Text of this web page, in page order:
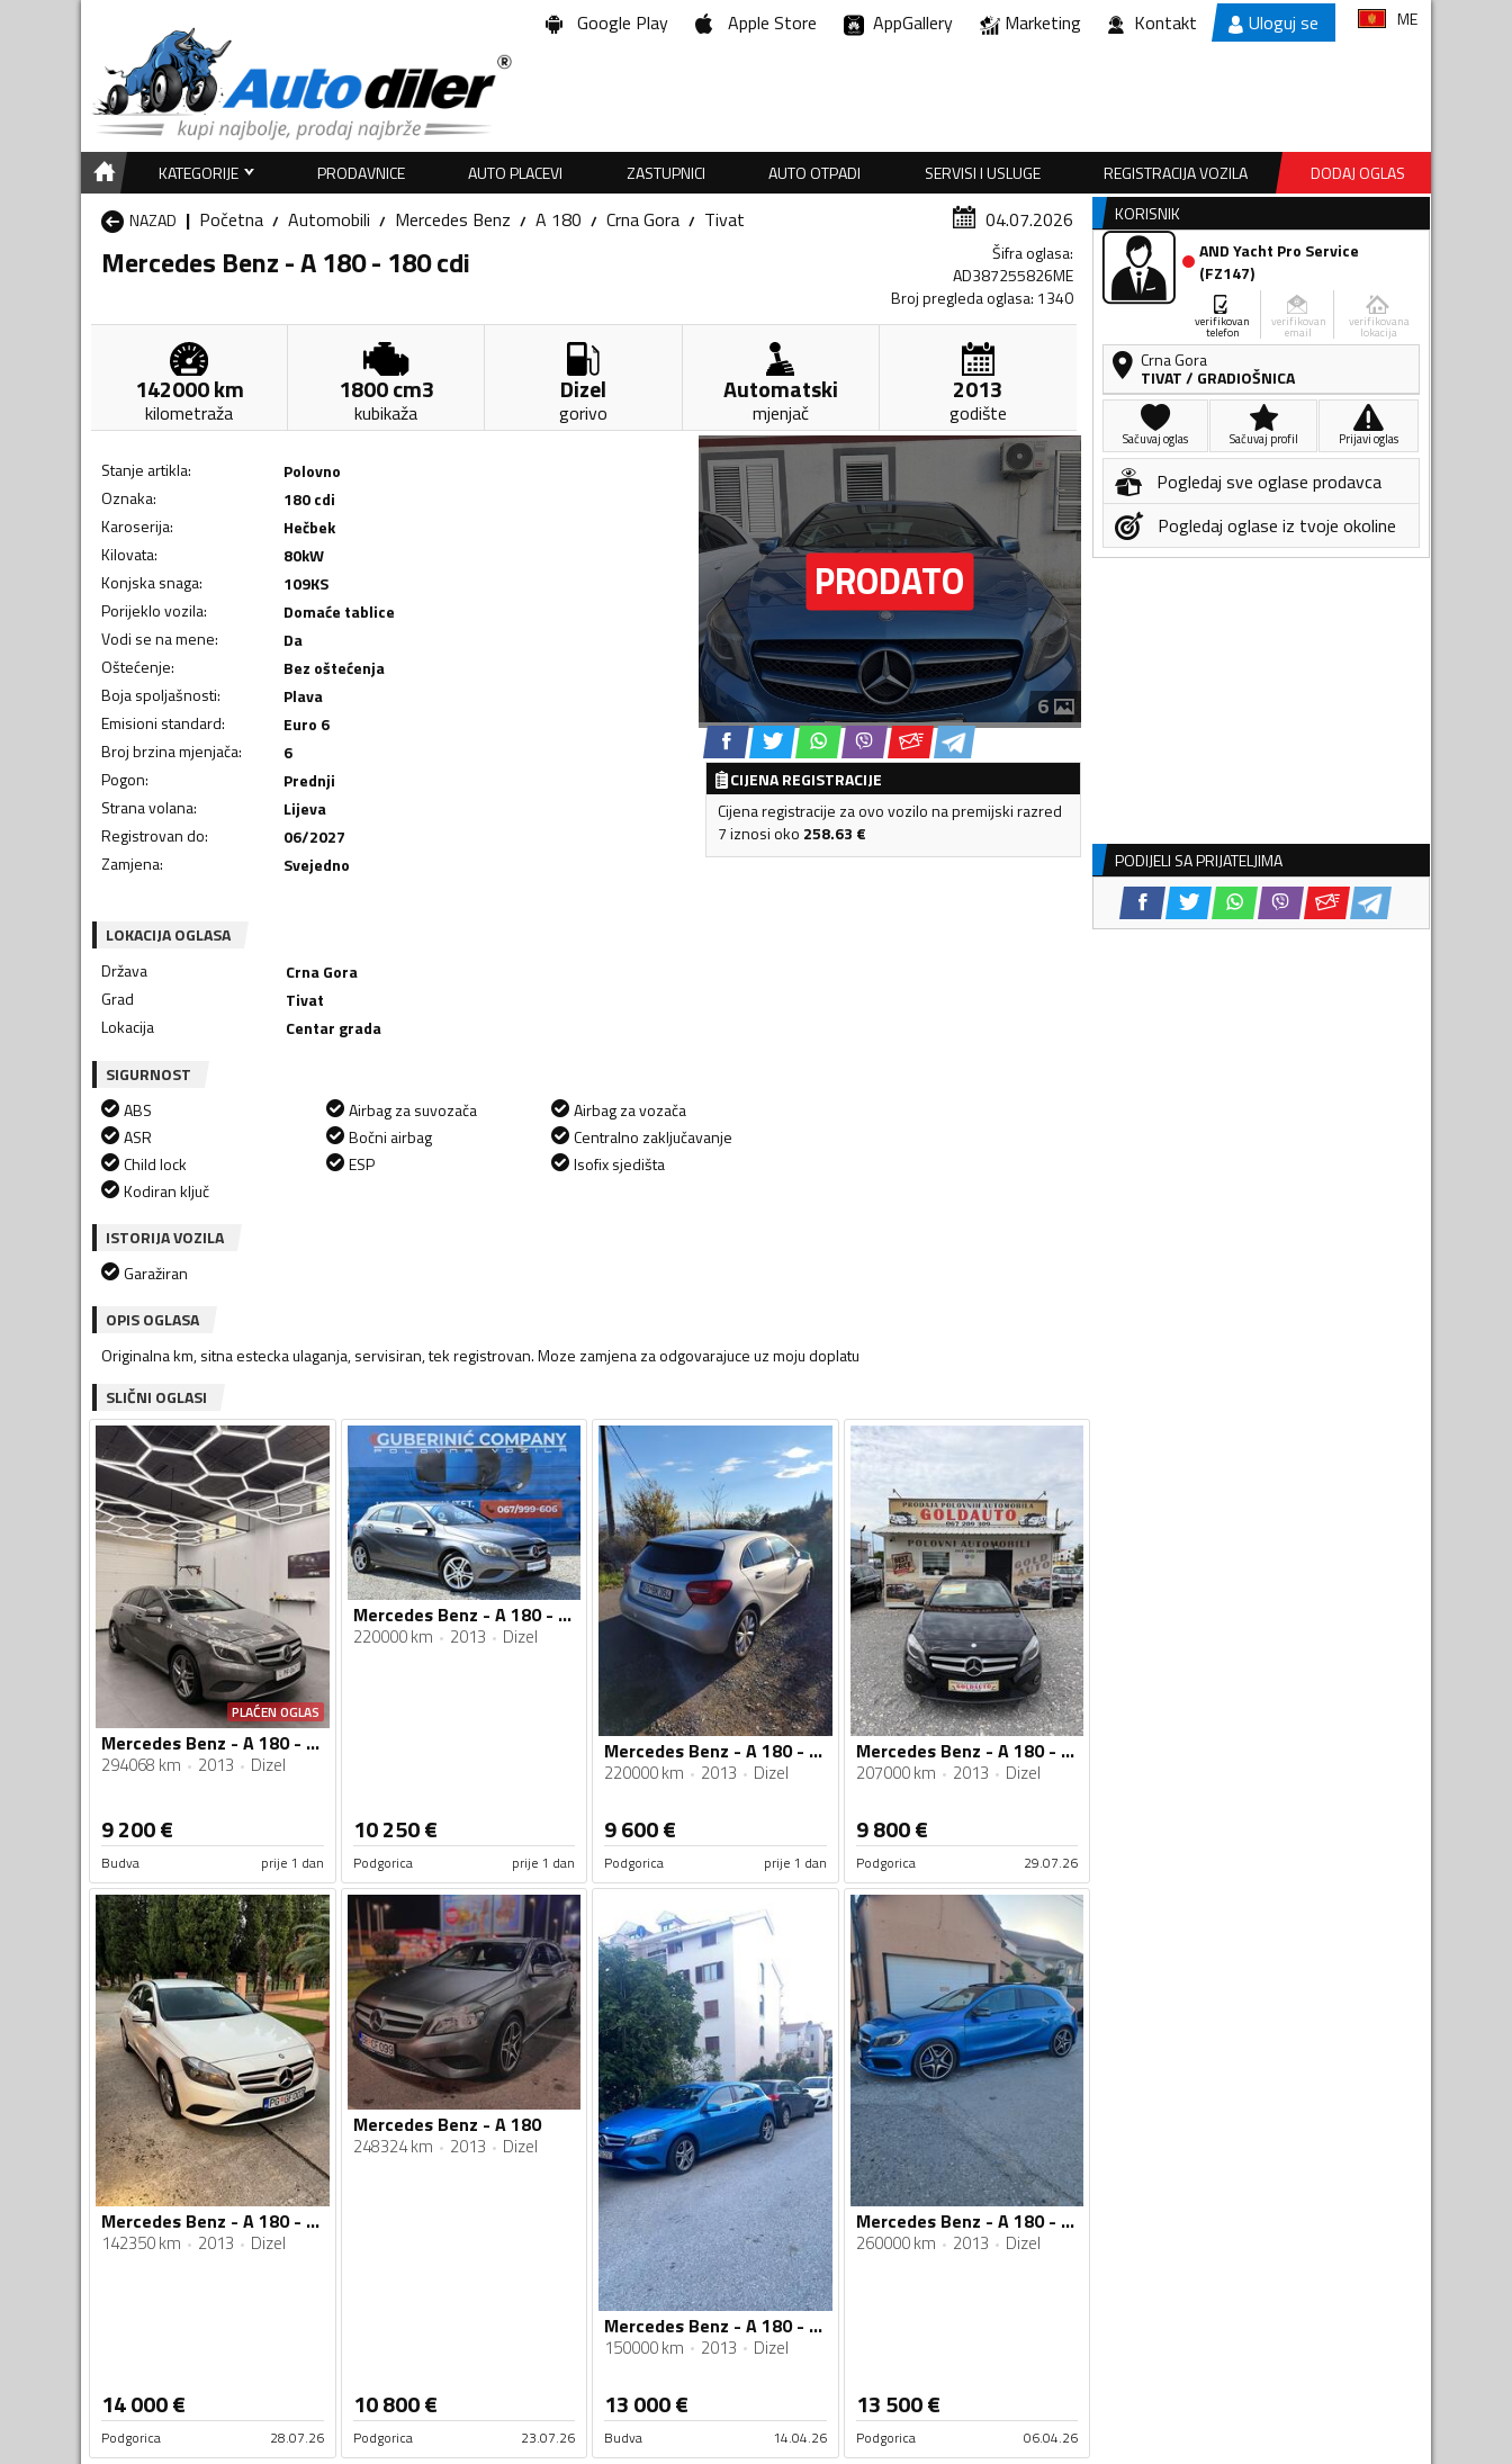
Google Play Apple Store AppGallery Marketing Kontakt Uloguj se ME
KATEGORIJE PRODAVNICE AUTO PLACEVI ZASTUPNICI AUTO OTPADI SERVISI I USLUGE REGISTRACIJA VOZILA
DODAJ OGLAS
NAZAD
Početna Automobili Mercedes Benz A 180 Crna Gora Tivat 04.07.2026
Mercedes Benz - A 180 - 180 cdi Šifra oglasa:
AD387255826ME
Broj pregleda oglasa: 1340
142000km
kilometraža
1800cm3
kubikaža
Dizel
gorivo
Automatski
mjenjač
2013
godište
Stanje artikla:
Polovno
Oznaka:
180 cdi
Karoserija:
Hečbek
Kilovata: 80kW
Konjska snaga: 109KS
Porijeklo vozila:
Domaće tablice
Vodi se na mene:
Da
Oštećenje:
Bez oštećenja
Boja spoljašnosti:
Plava
Emisioni standard:
Euro 6
Broj brzina mjenjača:
6
Pogon:
Prednji
Strana volana:
Lijeva
Registrovan do:
06/2027
Zamjena: Svejedno
6
CIJENA REGISTRACIJE
Cijena registracije za ovo vozilo na premijski razred
7 iznosi oko 258.63 €
LOKACIJA OGLASA
Država
Crna Gora
Grad
Tivat
Lokacija
Centar grada
SIGURNOST
ABS
ASR
Child lock
Kodiran ključ
Airbag za suvozača
Bočni airbag
ESP
Airbag za vozača
Centralno zaključavanje
Isofix sjedišta
ISTORIJA VOZILA
Garažiran
OPIS OGLASA
Originalna km, sitna estecka ulaganja, servisiran, tek registrovan. Moze zamjena za odgovarajuce uz moju doplatu
SLIČNI OGLASI
PLAĆEN OGLAS
Mercedes Benz - A 180 - cdi
294068 km 2013 Dizel
9 200€
Budva prije 1 dan
Mercedes Benz - A 180 - CDI
220000 km 2013 Dizel
10 250€
Podgorica prije 1 dan
Mercedes Benz - A 180 - A180
220000 km 2013 Dizel
9 600€
Podgorica prije 1 dan
Mercedes Benz - A 180 - 180 Cdi
207000 km 2013 Dizel
9 800€
Podgorica 29.07.26
Mercedes Benz - A 180 - 180 cdi
142350 km 2013 Dizel
14 000€
Podgorica 28.07.26
Mercedes Benz - A 180
248324 km 2013 Dizel
10 800€
Podgorica 23.07.26
Mercedes Benz - A 180 - A180 CDI
150000 km 2013 Dizel
13 000€
Budva 14.04.26
Mercedes Benz - A 180 - 1.8cdi
260000 km 2013 Dizel
13 500€
Podgorica 06.04.26
KORISNIK
AND Yacht Pro Service
(FZ147)
verifikovan
telefon
verifikovan
email
verifikovana
lokacija
Crna Gora
TIVAT/ GRADIOŠNICA
Sačuvaj oglas Sačuvaj profil Prijavi oglas
Pogledaj sve oglase prodavca
Pogledaj oglase iz tvoje okoline
PODIJELI SA PRIJATELJIMA